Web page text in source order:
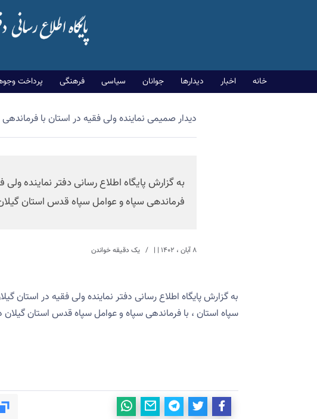
خانه اخبار دیدارها جوانان سیاسی فرهنگی پرداخت
دیدار صمیمی نماینده ولی فقیه در استان با
به گزارش پایگاه اطلاع رسانی دفتر نماینده
فرماندهی سپاه و عوامل سپاه قدس استان
۸ آبان ، ۱۴۰۲ | | یک دقیقه خواندن
به گزارش پایگاه اطلاع رسانی دفتر نماینده ولی فقیه در استان
سپاه استان ، با فرماندهی سپاه و عوامل سپاه قدس استان گیلان